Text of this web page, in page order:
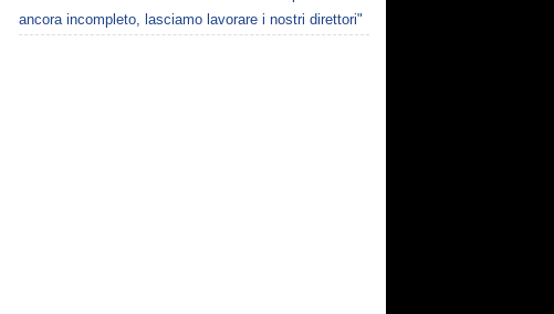
ancora incompleto, lasciamo lavorare i nostri direttori"